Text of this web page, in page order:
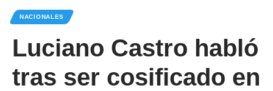
NACIONALES
Luciano Castro habló
tras ser cosificado en